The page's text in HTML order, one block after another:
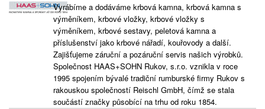
Vyrábíme a dodáváme krbová kamna, krbová kamna s
výměníkem, krbové vložky, krbové vložky s
výměníkem, krbové sestavy, peletová kamna a
příslušenství jako krbové nářadí, kouřovody a další.
Zajišťujeme záruční a pozáruční servis našich výrobků.
Společnost HAAS+SOHN Rukov, s.r.o. vznikla v roce
1995 spojením bývalé tradiční rumburské firmy Rukov s
rakouskou společností Reischl GmbH, čímž se stala
součástí značky působící na trhu od roku 1854.